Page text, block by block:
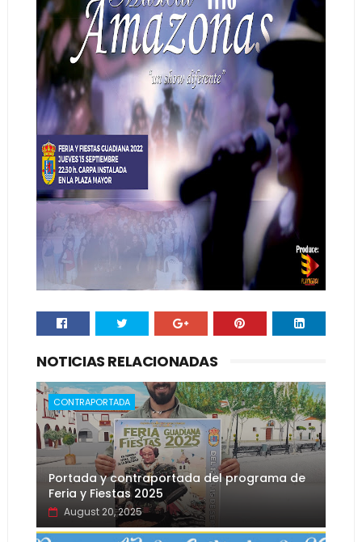
NOTICIAS RELACIONADAS
CONTRAPORTADA
Portada y contraportada del programa de
Feria y Fiestas 2025
August 20, 2025